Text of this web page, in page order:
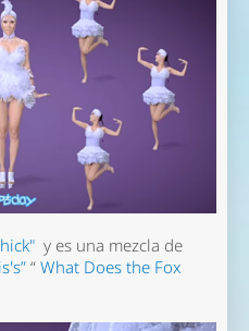
y es una mezcla de
“What Does the Fox